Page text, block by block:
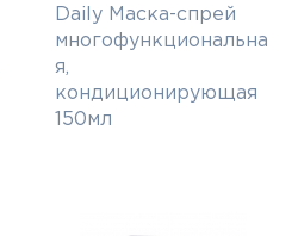
Daily Маска-спрей
многофункциональна
я,
кондиционирующая
150мл